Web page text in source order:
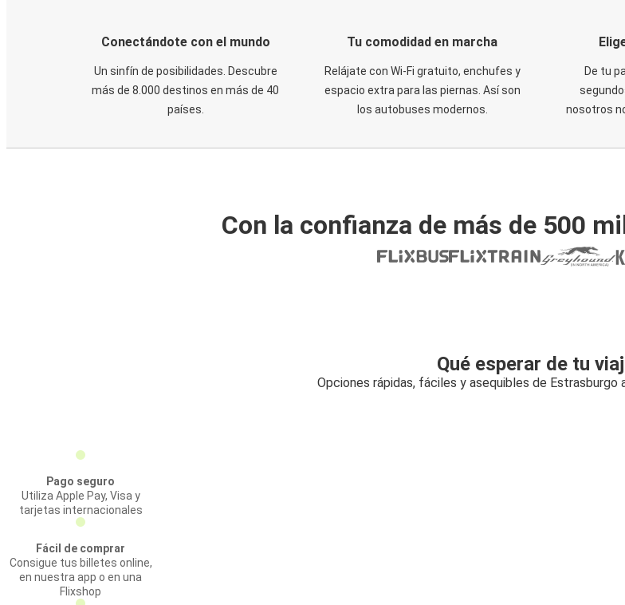
Conectándote con el mundo
Un sinfín de posibilidades. Descubre
más de 8.000 destinos en más de 40
países.
Tu comodidad en marcha
Relájate con Wi-Fi gratuito, enchufes y
espacio extra para las piernas. Así son
los autobuses modernos.
De tu
nosotros
Con la confianza de más de 500
Qué esperar de tu
Opciones rápidas, fáciles y asequibles de Estrasburgo
Pago seguro
Utiliza Apple Pay, Visa y
tarjetas internacionales
Fácil de comprar
Consigue tus billetes online,
en nuestra app o en una
Flixshop